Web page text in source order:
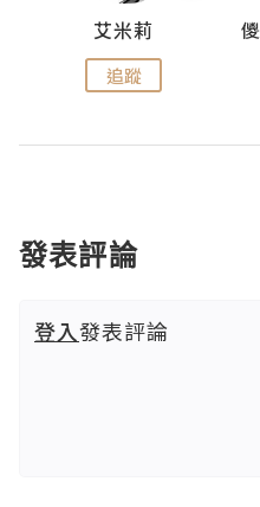
艾米莉
追蹤
發表評論
登入發表評論